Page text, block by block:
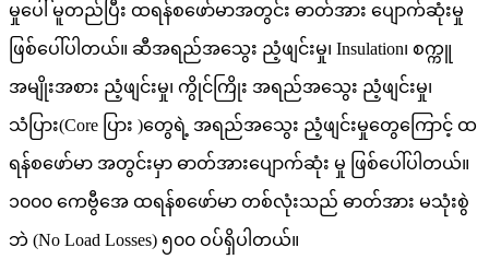
မှုပေါ် မူတည်ပြီး ထရန်စဖော်မာအတွင်း ဓာတ်အား ပျောက်ဆုံးမှု
ဖြစ်ပေါ်ပါတယ်။ ဆီအရည်အသွေး ညံ့ဖျင်းမှု၊ Insulation၊ စက္ကူ
အမျိုးအစား ညံ့ဖျင်းမှု၊ ကွိုင်ကြိုး အရည်အသွေး ညံ့ဖျင်းမှု၊
သံပြား(Core ပြား )တွေရဲ့ အရည်အသွေး ညံ့ဖျင်းမှုတွေကြောင့် ထ
ရန်စဖော်မာ အတွင်းမှာ ဓာတ်အားပျောက်ဆုံး မှု ဖြစ်ပေါ်ပါတယ်။
၁၀၀၀ ကေဗွီအေ ထရန်စဖော်မာ တစ်လုံးသည် ဓာတ်အား မသုံးစွဲ
ဘဲ (No Load Losses) ၅၀၀ ဝပ်ရှိပါတယ်။